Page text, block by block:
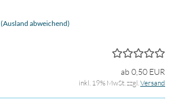
(Ausland abweichend)
ab 0,50 EUR
inkl. 19% MwSt. zzgl.Versand